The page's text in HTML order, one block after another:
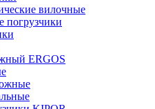
вилочные
ERGOS